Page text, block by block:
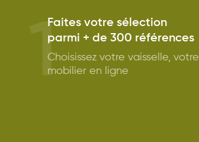
1
Faites votre sélection
parmi + de 300 références
Choisissez votre vaisselle, votre
mobilier en ligne